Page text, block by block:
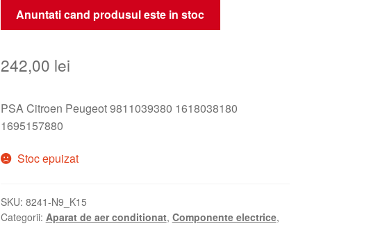
Anuntati cand produsul este in stoc
242,00 lei
PSA Citroen Peugeot 9811039380 1618038180
1695157880
Stoc epuizat
SKU: 8241-N9_K15
Categorii: Aparat de aer conditionat, Componente electrice,